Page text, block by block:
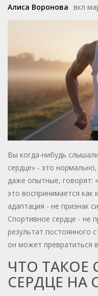
Алиса Воронова вкл
Вы когда-нибудь
сердце» - это
даже опытные, говорят:
это воспринимается как
адаптация - не признак
Спортивное сердце - не
результат постоянного
он может превратиться
ЧТО ТАКОЕ
СЕРДЦЕ НА